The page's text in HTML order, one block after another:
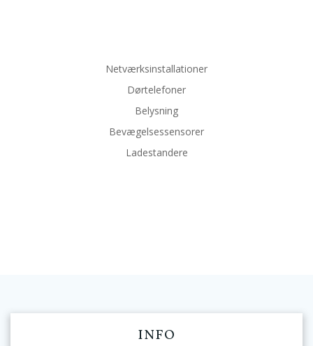
Netværksinstallationer
Dørtelefoner
Belysning
Bevægelsessensorer
Ladestandere
INFO